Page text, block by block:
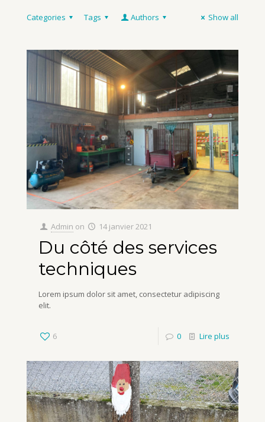
Categories Tags Authors Show all
Admin on 14 janvier 2021
Du côté des services
techniques
Lorem ipsum dolor sit amet, consectetur adipiscing
elit.
6 0 Lire plus